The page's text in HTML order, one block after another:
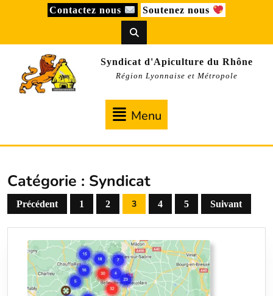
Contactez nous Soutenez nous
Syndicat d'Apiculture du Rhône
Région Lyonnaise et Métropole
Menu
Catégorie : Syndicat
Pagination
des
publications
Précédent 1 2 3 4 5 Suivant